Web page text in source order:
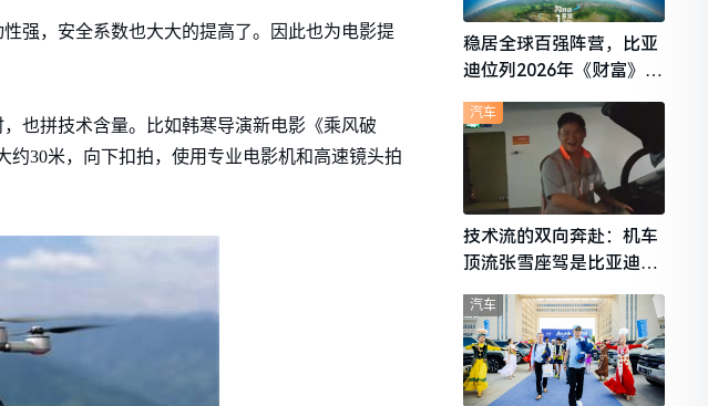
强，安全系数也大大的提高了。因此也为电影提
也拼技术含量。比如韩寒导演新电影《乘风破
30米，向下扣拍，使用专业电影机和高速镜头拍
稳居全球百强阵营，比亚
迪位列2026年《财富》世
技术流的双向奔赴：机车
顶流张雪座驾是比亚迪秦
L
汽车
汽车